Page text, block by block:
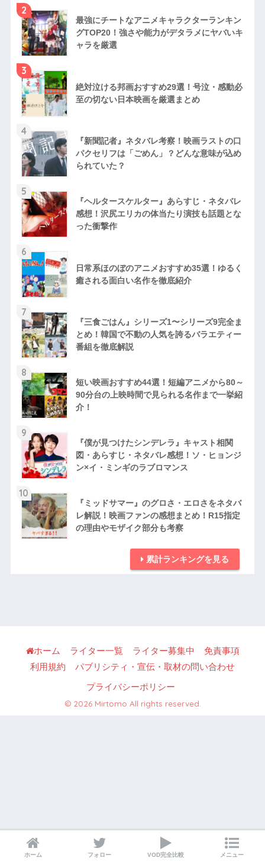
2
最強にチートなアニメキャラクターランキン
グTOP20！強さや能力がデタラメにヤバいキ
ャラを厳選
3
絶対泣ける邦画おすすめ29選！号泣・感動必
至の切ない日本映画を厳選まとめ
4
『新聞記者』ネタバレ考察！映画ラストの口
パクセリフは「ごめん」？どんな意味が込め
られていた？
5
『ヘルタースケルター』あらすじ・ネタバレ
感想！沢尻エリカの体当たり演技も話題とな
った衝撃作
6
日常系ほのぼのアニメおすすめ35選！ゆるく
癒される面白い名作を徹底紹介
7
『三食ごはん』シリーズ1〜シリーズ9完全ま
とめ！韓国で不動の人気を誇るバラエティー
番組を徹底解説
8
短い映画おすすめ44選！短編アニメから80～
90分台の上映時間で見られる名作まで一挙紹
介！
9
『僕が見つけたシンデレラ』キャスト相関
図・あらすじ・ネタバレ感想！ソ・ヒョンジ
ン×イ・ミンギのラブロマンス
10
『ミッドサマー』のグロさ・エロさをネタバ
レ解説！映画ファンの感想まとめ！R15指定
の理由やモザイク部分も考察
累計ランキングを見る
ホーム ライター一覧 ライター募集中
免責事項
利用規約
パブリシティ・宣伝・取材の問い合わせ
プライバシーポリシー
© 2026 Mirtomo All rights reserved.
ホーム フォロー VOD完全比較 メニュー